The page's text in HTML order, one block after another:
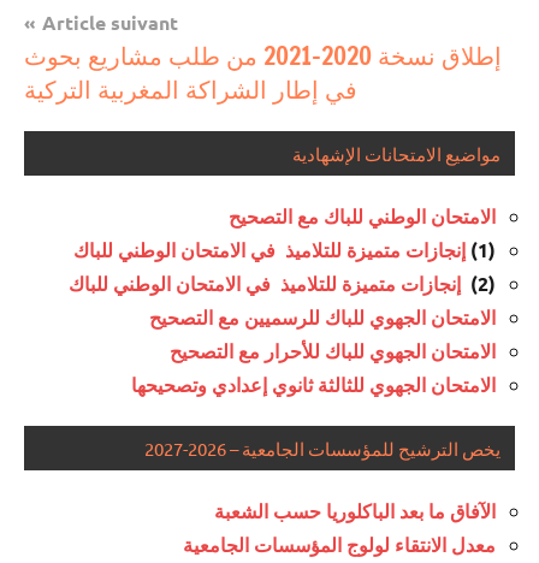
Article suivant
إطلاق نسخة 2020-2021 من طلب مشاريع بحوث
في إطار الشراكة المغربية التركية
مواضيع الامتحانات الإشهادية
الامتحان الوطني للباك مع التصحيح
(1)
إنجازات متميزة للتلاميذ في الامتحان الوطني للباك
(2)
إنجازات متميزة للتلاميذ في الامتحان الوطني للباك
الامتحان الجهوي للباك للرسميين مع التصحيح
الامتحان الجهوي للباك للأحرار مع التصحيح
الامتحان الجهوي للثالثة ثانوي إعدادي وتصحيحها
يخص الترشيح للمؤسسات الجامعية – 2026-2027
الآفاق ما بعد الباكلوريا حسب الشعبة
معدل الانتقاء لولوج المؤسسات الجامعية